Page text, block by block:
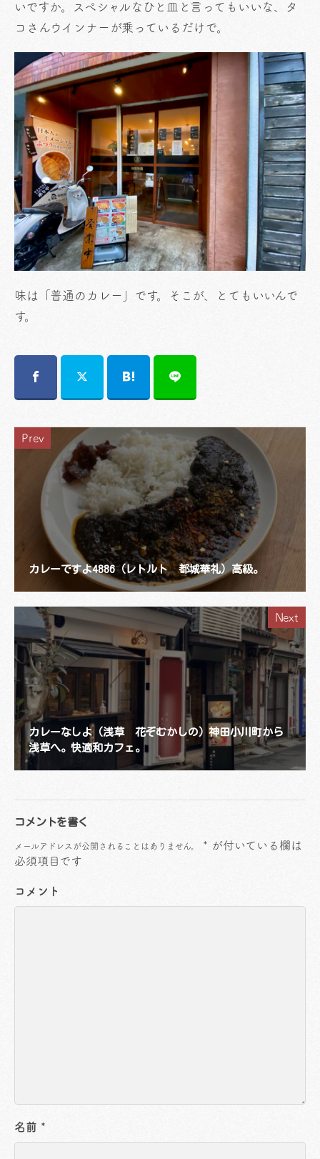
いですか。スペシャルなひと皿と言ってもいいな、タ
コさんウインナーが乗っているだけで。
味は「普通のカレー」です。そこが、とてもいいんで
す。
Prev
カレーですよ4886（レトルト 都城華礼）高級。
Next
カレーなしよ（浅草 花ぞむかしの）神田小川町から
浅草へ。快適和カフェ。
コメントを書く
メールアドレスが公開されることはありません。 * が付いている欄は
必須項目です
コメント
名前 *